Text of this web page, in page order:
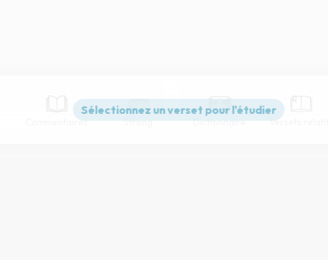
Commentaires Strong Dictionnaire Versets relatifs